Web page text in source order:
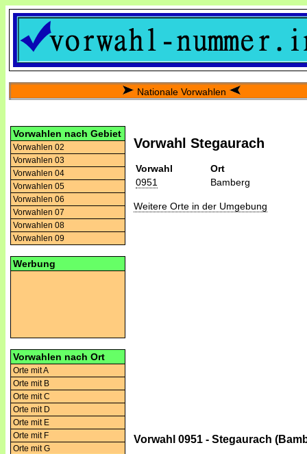
Nationale Vorwahlen
Vorwahlen nach Gebiet
Vorwahlen 02
Vorwahlen 03
Vorwahlen 04
Vorwahlen 05
Vorwahlen 06
Vorwahlen 07
Vorwahlen 08
Vorwahlen 09
Werbung
Vorwahlen nach Ort
Orte mit A
Orte mit B
Orte mit C
Orte mit D
Orte mit E
Orte mit F
Orte mit G
Vorwahl Stegaurach
Vorwahl
Ort
0951
Bamberg
Weitere Orte in der Umgebung
Vorwahl 0951 - Stegaurach